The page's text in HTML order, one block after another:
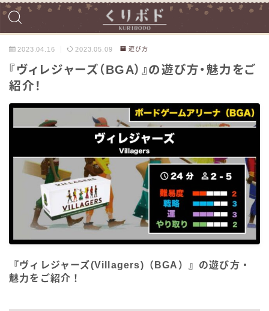
2023.04.16 2023.05.09 遊び方
『ヴィレジャーズ（BGA）』の遊び方・魅力をご
紹介！
『ヴィレジャーズ(Villagers)（BGA）』の遊び方・
魅力をご紹介！